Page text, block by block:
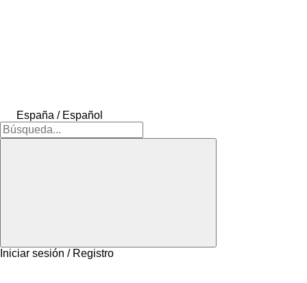
España / Español
Iniciar sesión / Registro